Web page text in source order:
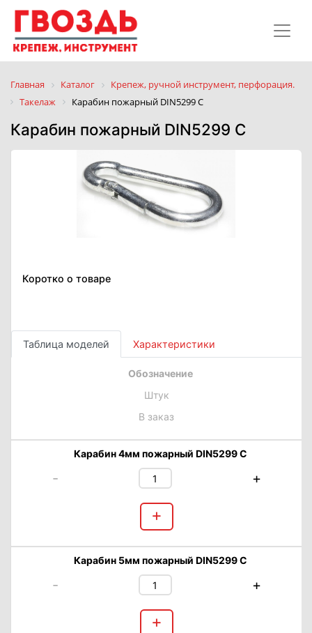
Главная Каталог
Крепеж, ручной инструмент, перфорация.
Такелаж
Карабин пожарный DIN5299 C
Карабин пожарный DIN5299 C
Коротко о товаре
Таблица моделей Характеристики
Обозначение
Штук
В заказ
Карабин 4мм пожарный DIN5299 C
- +
+
Карабин 5мм пожарный DIN5299 C
- +
+